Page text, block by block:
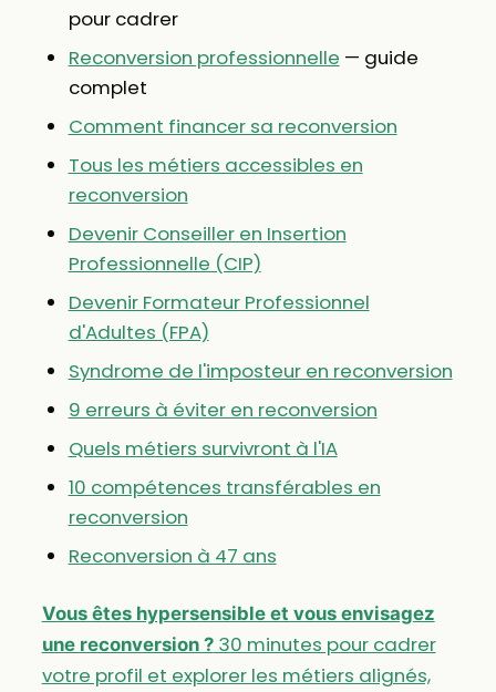
pour cadrer
Reconversion professionnelle — guide
complet
Comment financer sa reconversion
Tous les métiers accessibles en
reconversion
Devenir Conseiller en Insertion
Professionnelle (CIP)
Devenir Formateur Professionnel
d'Adultes (FPA)
Syndrome de l'imposteur en reconversion
9 erreurs à éviter en reconversion
Quels métiers survivront à l'IA
10 compétences transférables en
reconversion
Reconversion à 47 ans
Vous êtes hypersensible et vous envisagez
une reconversion ?30 minutes pour cadrer
votre profil et explorer les métiers alignés,